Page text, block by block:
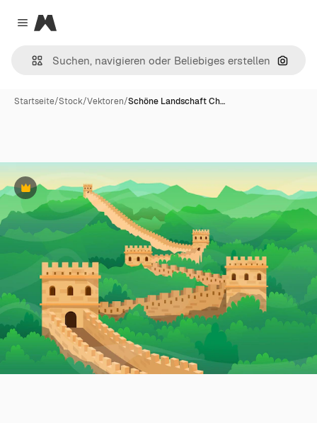
Close menu
Magnific
Nach
Startseite/Stock/Vektoren/Schöne Landschaft Ch…
Premium